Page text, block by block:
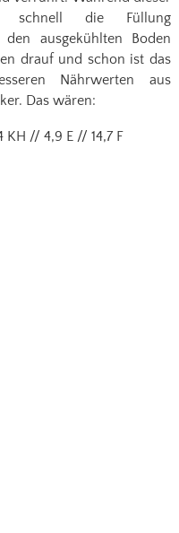
schnell die Füllung
ausgekühlten Boden
drauf und schon ist das
Nährwerten aus
Das wären:
KH // 4,9 E // 14,7 F